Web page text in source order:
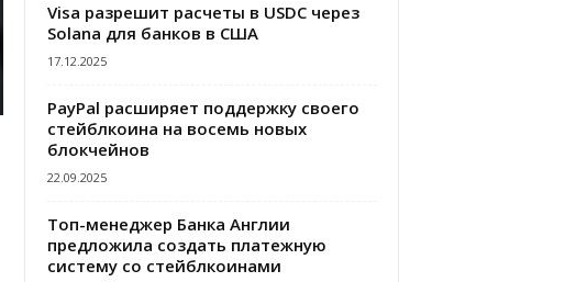
Visa разрешит расчеты в USDC через
Solana для банков в США
17.12.2025
PayPal расширяет поддержку своего
стейблкоина на восемь новых
блокчейнов
22.09.2025
Топ-менеджер Банка Англии
предложила создать платежную
систему со стейблкоинами